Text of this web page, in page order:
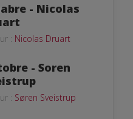
- Nicolas
: Nicolas Druart
- Soren
: Søren Sveistrup